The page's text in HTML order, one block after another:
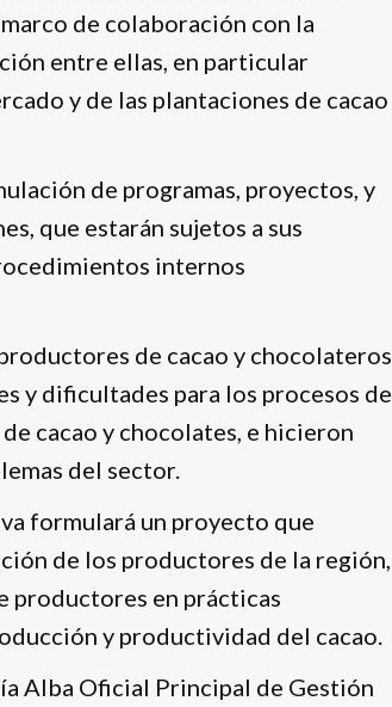
de colaboración con la
entre ellas, en particular
y de las plantaciones de cacao
de programas, proyectos, y
que estarán sujetos a sus
internos
de cacao y chocolateros
y dificultades para los procesos de
cacao y chocolates, e hicieron
del sector.
formulará un proyecto que
de los productores de la región,
productores en prácticas
y productividad del cacao.
Alba Oficial Principal de Gestión